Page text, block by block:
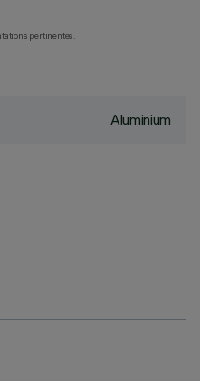
pertinentes.
Aluminium